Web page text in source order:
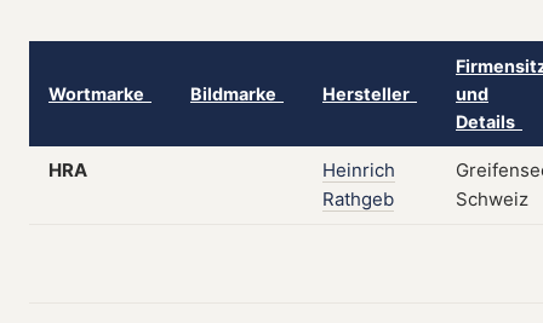
Wortmarke Bildmarke Hersteller
und
Details
HRA
Heinrich
Rathgeb
Schweiz